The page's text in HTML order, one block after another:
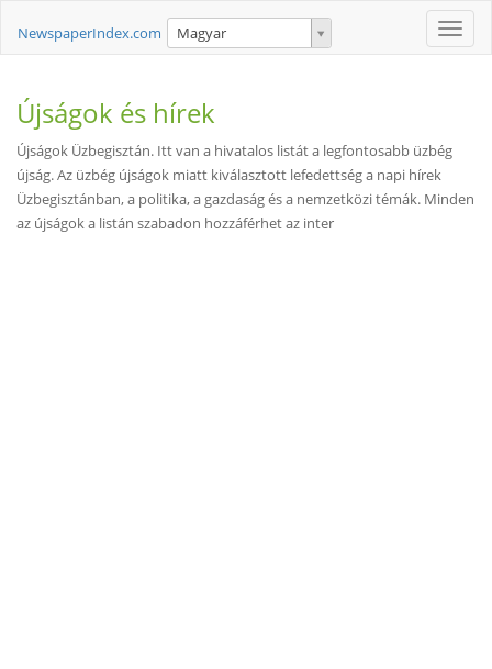
Toggle
NewspaperIndex.com Magyar
Újságok és hírek
Újságok Üzbegisztán. Itt van a hivatalos listát a legfontosabb üzbég
újság. Az üzbég újságok miatt kiválasztott lefedettség a napi hírek
Üzbegisztánban, a politika, a gazdaság és a nemzetközi témák. Minden
az újságok a listán szabadon hozzáférhet az inter